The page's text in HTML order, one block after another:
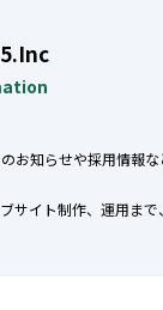
お知らせや採用情報
サイト制作、運用ま